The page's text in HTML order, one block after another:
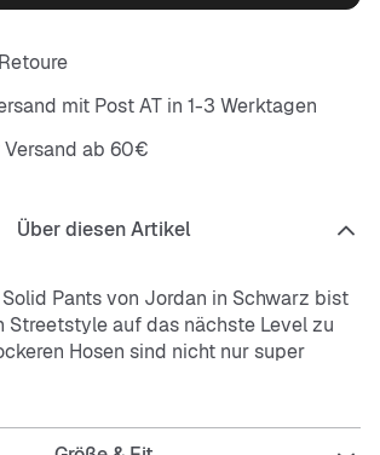
mit Post AT in 1-3 Werktagen
Versand ab 60€
Über diesen Artikel
Pants von Jordan in Schwarz bist
Streetstyle auf das nächste Level zu
Hosen sind nicht nur super
auch ein echter Hingucker, der deinem
Vibe verleiht.